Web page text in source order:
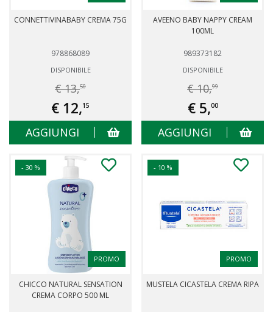
CONNETTIVINABABY CREMA 75G
978868089
DISPONIBILE
€ 13,50
€ 12,15
AGGIUNGI
AVEENO BABY NAPPY CREAM
100ML
989373182
DISPONIBILE
€ 10,99
€ 5,00
AGGIUNGI
- 30 %
PROMO
CHICCO NATURAL SENSATION
CREMA CORPO 500 ML
- 10 %
PROMO
MUSTELA CICASTELA CREMA RIPA